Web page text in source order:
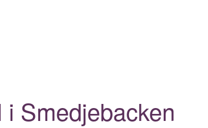
Smedjebacken